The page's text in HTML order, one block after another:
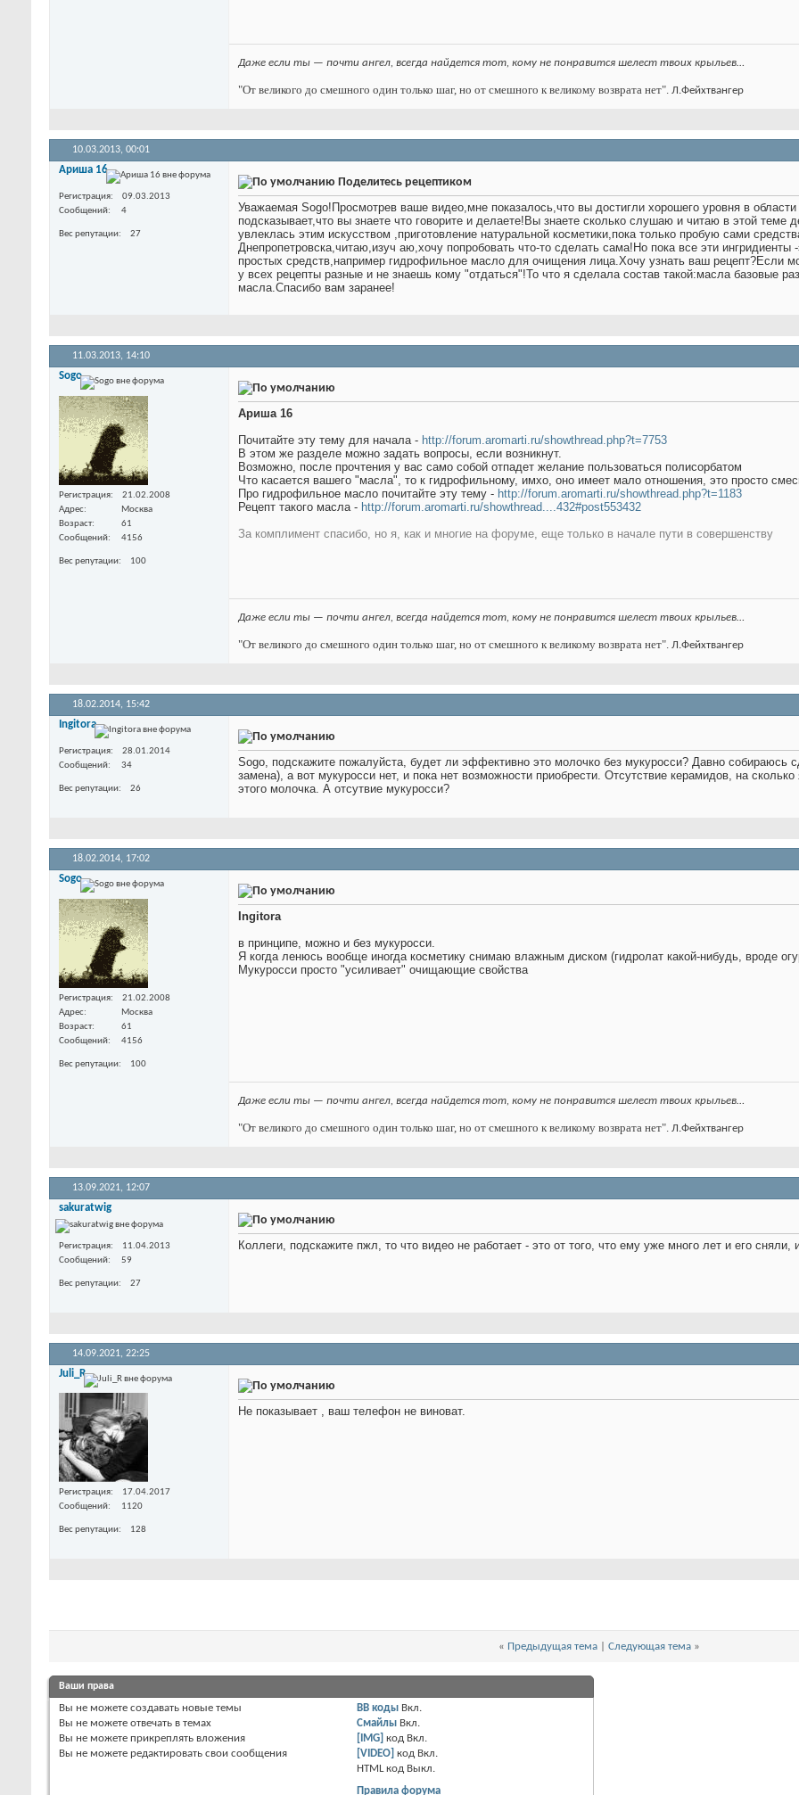
Даже если ты — почти ангел, всегда найдется тот, кому не понравится шелест твоих крыльев…
"От великого до смешного один только шаг, но от смешного к великому возврата нет". Л.Фейхтвангер
10.03.2013, 00:01
Ариша 16
Регистрация
09.03.2013
Сообщений
4
Вес репутации 27
Поделитесь рецептиком
Уважаемая Sogo!Просмотрев ваше видео,мне показалось,что вы достигли хорошего уровня в
подсказывает,что вы знаете что говорите и делаете!Вы знаете сколько слушаю и читаю в этой теме
увлеклась этим искусством ,приготовление натуральной косметики,пока только пробую сами
Днепропетровска,читаю,изуч аю,хочу попробовать что-то сделать сама!Но пока все эти
простых средств,например гидрофильное масло для очищения лица.Хочу узнать ваш рецепт?Если
у всех рецепты разные и не знаешь кому "отдаться"!То что я сделала состав такой:масла базовые
масла.Спасибо вам заранее!
11.03.2013, 14:10
Sogo
Регистрация
21.02.2008
Адрес
Москва
Возраст
61
Сообщений
4156
Вес репутации 100
Ариша 16
Почитайте эту тему для начала - http://forum.aromarti.ru/showthread.php?t=7753
В этом же разделе можно задать вопросы, если возникнут.
Возможно, после прочтения у вас само собой отпадет желание пользоваться полисорбатом
Что касается вашего "масла", то к гидрофильному, имхо, оно имеет мало отношения, это просто
Про гидрофильное масло почитайте эту тему - http://forum.aromarti.ru/showthread.php?t=1183
Рецепт такого масла - http://forum.aromarti.ru/showthread....432#post553432
За комплимент спасибо, но я, как и многие на форуме, еще только в начале пути в совершенству
Даже если ты — почти ангел, всегда найдется тот, кому не понравится шелест твоих крыльев…
"От великого до смешного один только шаг, но от смешного к великому возврата нет". Л.Фейхтвангер
18.02.2014, 15:42
Ingitora
Регистрация
28.01.2014
Сообщений
34
Вес репутации 26
Sogo, подскажите пожалуйста, будет ли эффективно это молочко без мукуросси? Давно собираюсь
замена), а вот мукуросси нет, и пока нет возможности приобрести. Отсутствие керамидов, на
этого молочка. А отсутвие мукуросси?
18.02.2014, 17:02
Sogo
Регистрация
21.02.2008
Адрес
Москва
Возраст
61
Сообщений
4156
Вес репутации 100
Ingitora
в принципе, можно и без мукуросси.
Я когда ленюсь вообще иногда косметику снимаю влажным диском (гидролат какой-нибудь, вроде
Мукуросси просто "усиливает" очищающие свойства
Даже если ты — почти ангел, всегда найдется тот, кому не понравится шелест твоих крыльев…
"От великого до смешного один только шаг, но от смешного к великому возврата нет". Л.Фейхтвангер
13.09.2021, 12:07
sakuratwig
Регистрация
11.04.2013
Сообщений
59
Вес репутации 27
Коллеги, подскажите пжл, то что видео не работает - это от того, что ему уже много лет и его
14.09.2021, 22:25
Juli_R
Регистрация
17.04.2017
Сообщений
1120
Вес репутации 128
Не показывает , ваш телефон не виноват.
« Предыдущая тема Следующая тема »
Ваши права
Вы не можете создавать новые темы
Вы не можете отвечать в темах
Вы не можете прикреплять вложения
Вы не можете редактировать свои сообщения
BB коды Вкл.
Смайлы Вкл.
[IMG] код Вкл.
[VIDEO] код Вкл.
HTML код Выкл.
Правила форума